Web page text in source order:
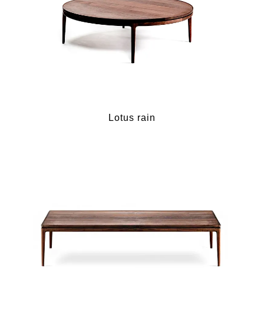
Lotus rain